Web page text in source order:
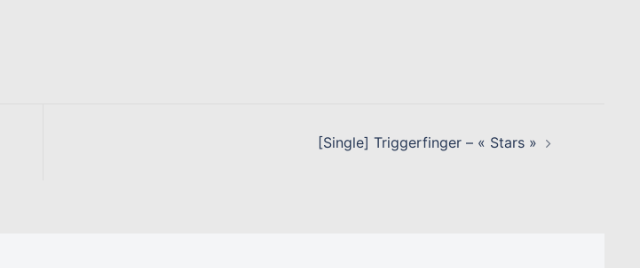
[Single] Triggerfinger – « Stars »